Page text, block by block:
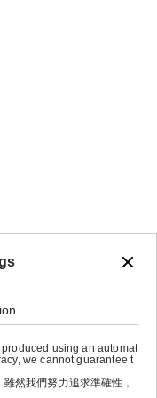
会社概要
using an automat
we cannot guarantee t
然我們努力追求準確性，